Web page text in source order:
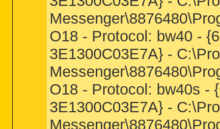
O18 - Protocol: bw40 -
3E1300C03E7A} -
O18 - Protocol: bw40s -
3E1300C03E7A} -